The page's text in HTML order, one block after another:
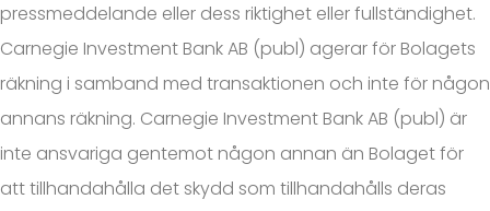
pressmeddelande eller dess riktighet eller fullständighet.
Carnegie Investment Bank AB (publ) agerar för Bolagets
räkning i samband med transaktionen och inte för någon
annans räkning. Carnegie Investment Bank AB (publ) är
inte ansvariga gentemot någon annan än Bolaget för
att tillhandahålla det skydd som tillhandahålls deras